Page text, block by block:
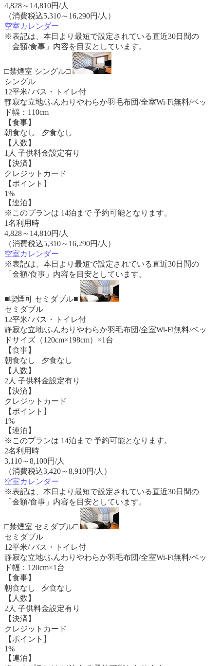
4,828～ 14,810円/人
（消費税込5,310～16,290円/人）
空室カレンダー
※表記は、本日より最短で設定されている直近30日間の
「金額/食事」内容を目安としています。
□禁煙室 シングル□
シングル
12平米/ バス・トイレ付
静寂な立地/ふんわりやわらか羽毛布団/全室Wi-Fi無料/ベッ
ド幅：110cm
【食事】
朝食なし 夕食なし
【人数】
1人 子供料金設定有り
【決済】
クレジットカード
【ポイント】
1%
【連泊】
※このプランは 14泊まで 予約可能となります。
1名利用時
4,828～ 14,810円/人
（消費税込5,310～16,290円/人）
空室カレンダー
※表記は、本日より最短で設定されている直近30日間の
「金額/食事」内容を目安としています。
■喫煙可 セミダブル■
セミダブル
12平米/ バス・トイレ付
静寂な立地/ふんわりやわらか羽毛布団/全室Wi-Fi無料/ベッ
ドサイズ（120cm×198cm）×1台
【食事】
朝食なし 夕食なし
【人数】
2人 子供料金設定有り
【決済】
クレジットカード
【ポイント】
1%
【連泊】
※このプランは 14泊まで 予約可能となります。
2名利用時
3,110～8,100円/人
（消費税込3,420～8,910円/人）
空室カレンダー
※表記は、本日より最短で設定されている直近30日間の
「金額/食事」内容を目安としています。
□禁煙室 セミダブル□
セミダブル
12平米/ バス・トイレ付
静寂な立地/ふんわりやわらか羽毛布団/全室Wi-Fi無料/ベッ
ド幅：120cm×1台
【食事】
朝食なし 夕食なし
【人数】
2人 子供料金設定有り
【決済】
クレジットカード
【ポイント】
1%
【連泊】